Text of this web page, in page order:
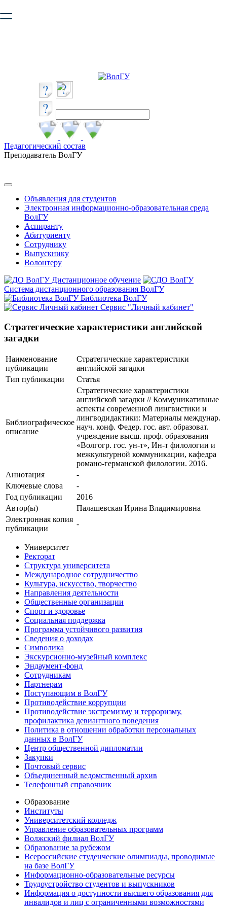
безопасную работу с сайтом. Пожалуйста
Педагогический состав
Преподаватель ВолГУ
Объявления для студентов
Электронная информационно-образовательная среда
ВолГУ
Аспиранту
Абитуриенту
Сотруднику
Выпускнику
Волонтеру
Дистанционное обучение
Система дистанционного образования ВолГУ
Библиотека ВолГУ
Сервис "Личный кабинет"
Стратегические характеристики английской
загадки
Наименование
публикации
Стратегические характеристики
английской загадки
Тип публикации
Статья
Библиографическое
описание
Стратегические характеристики
английской загадки // Коммуникативные
аспекты современной лингвистики и
лингводидактики: Материалы междунар.
науч. конф. Федер. гос. авт. образоват.
учреждение высш. проф. образования
«Волгогр. гос. ун-т», Ин-т филологии и
межкультурной коммуникации, кафедра
романо-германской филологии. 2016.
Аннотация
-
Ключевые cлова
-
Год публикации
2016
Автор(ы)
Палашевская Ирина Владимировна
Электронная копия
публикации
-
Университет
Ректорат
Структура университета
Международное сотрудничество
Культура, искусство, творчество
Направления деятельности
Общественные организации
Спорт и здоровье
Социальная поддержка
Программа устойчивого развития
Сведения о доходах
Символика
Экскурсионно-музейный комплекс
Эндаумент-фонд
Сотрудникам
Партнерам
Поступающим в ВолГУ
Противодействие коррупции
Противодействие экстремизму и терроризму,
профилактика девиантного поведения
Политика в отношении обработки персональных
данных в ВолГУ
Центр общественной дипломатии
Закупки
Почтовый сервис
Объединенный ведомственный архив
Телефонный справочник
Образование
Институты
Университетский колледж
Управление образовательных программ
Волжский филиал ВолГУ
Образование за рубежом
Всероссийские студенческие олимпиады, проводимые
на базе ВолГУ
Информационно-образовательные ресурсы
Трудоустройство студентов и выпускников
Информация о доступности высшего образования для
инвалидов и лиц с ограниченными возможностями